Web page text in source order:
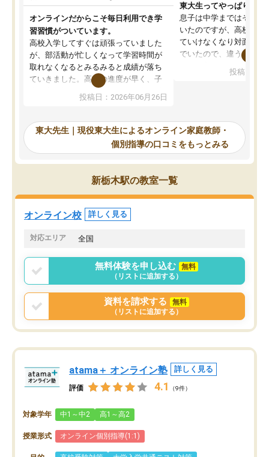
オンラインだからこそ毎日利用でき学
習習慣がついています。
高校入学してすぐは頑張っていました
が、部活動が忙しくなって学習時間が
取れなくなるとみるみると成績が落ち
ていきました。高校の進度が早く、子
供も家に帰って勉強の話すると嫌な反
応を示します。東大先生にお願いして
れるので、親としても安心です。毎日
使える自習室とかもあり、わからない
ところがあれば先生が回答してくれる
のも重宝しています。
投稿日：2026年06月26日
東大生ってやっぱりすご
息子は中学まではそこそ
いたのですが、高校に入
ていけなくなり対面の塾
でいたので、違うアプロ
で、当初は模試でD判定
自習室が毎日使えていつ
るのが心強かったよう
謝です。
投稿日：
東大先生｜現役東大生によるオンライン家庭教師・
個別指導の口コミをもっとみる
新栃木駅の教室一覧
オンライン校 詳しく見る
対応エリア 全国
無料体験を申し込む
無料
（リストに追加する）
資料を請求する
無料
（リストに追加する）
atama＋ オンライン塾 詳しく見る
評価 4.1 （9件）
対象学年 中1～中2 高1～高2
授業形式 オンライン個別指導(1:1)